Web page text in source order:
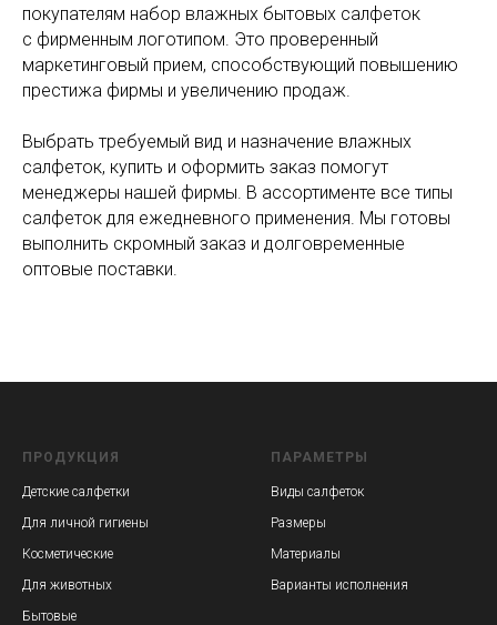
покупателям набор влажных бытовых салфеток
с фирменным логотипом. Это проверенный
маркетинговый прием, способствующий повышению
престижа фирмы и увеличению продаж.
Выбрать требуемый вид и назначение влажных
салфеток, купить и оформить заказ помогут
менеджеры нашей фирмы. В ассортименте все типы
салфеток для ежедневного применения. Мы готовы
выполнить скромный заказ и долговременные
оптовые поставки.
ПРОДУКЦИЯ
Детские салфетки
Для личной гигиены
Косметические
Для животных
Бытовые
ПАРАМЕТРЫ
Виды салфеток
Размеры
Материалы
Варианты исполнения